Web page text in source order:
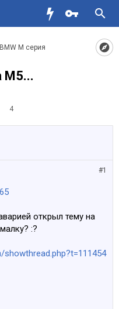
BMW M серия
М5...
4
#1
открыл тему на
:?